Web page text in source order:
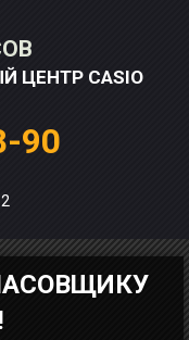
ЦЕНТР CASIO
90